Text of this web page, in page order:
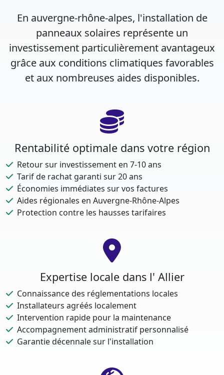
En auvergne-rhône-alpes, l'installation de
panneaux solaires représente un
investissement particulièrement avantageux
grâce aux conditions climatiques favorables
et aux nombreuses aides disponibles.
Rentabilité optimale dans votre région
Retour sur investissement en 7-10 ans
Tarif de rachat garanti sur 20 ans
Économies immédiates sur vos factures
Aides régionales en Auvergne-Rhône-Alpes
Protection contre les hausses tarifaires
Expertise locale dans l' Allier
Connaissance des réglementations locales
Installateurs agréés localement
Intervention rapide pour la maintenance
Accompagnement administratif personnalisé
Garantie décennale sur l'installation